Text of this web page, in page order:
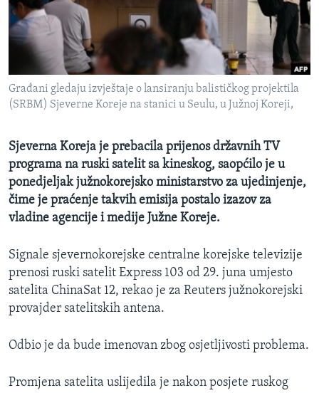
MAGAZIN
O GLASU AMERIKE
Learning English
PRATITE NAS
Jezici
Građani gledaju izvještaje o lansiranju balističkog projektila
(SRBM) Sjeverne Koreje na stanici u Seulu, u Južnoj Koreji,
Sjeverna Koreja je prebacila prijenos državnih TV
programa na ruski satelit sa kineskog, saopćilo je u
ponedjeljak južnokorejsko ministarstvo za ujedinjenje,
čime je praćenje takvih emisija postalo izazov za
vladine agencije i medije Južne Koreje.
Signale sjevernokorejske centralne korejske televizije
prenosi ruski satelit Express 103 od 29. juna umjesto
satelita ChinaSat 12, rekao je za Reuters južnokorejski
provajder satelitskih antena.
Odbio je da bude imenovan zbog osjetljivosti problema.
Promjena satelita uslijedila je nakon posjete ruskog